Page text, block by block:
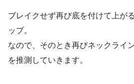
ブレイクせず再び底を付けて上が
ップ。
なので、そのとき再びネックライ
を推測していきます。